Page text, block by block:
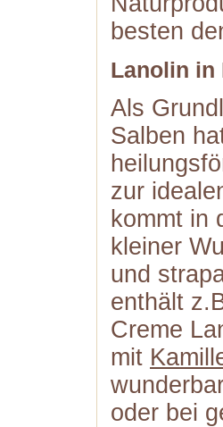
besten
Lanolin in
Als
Salben
zur
kommt in
kleiner
und
enthält
Creme
mit
oder bei